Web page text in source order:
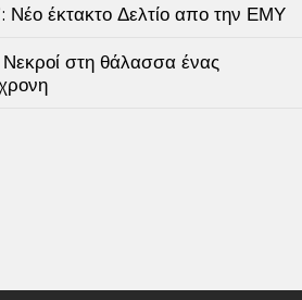
έκτακτο Δελτίο απο την ΕΜΥ
στη θάλασσα ένας